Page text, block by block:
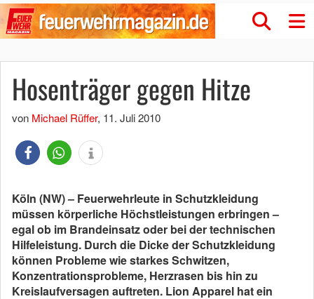
Hosenträger gegen Hitze
von Michael Rüffer, 11. Juli 2010
Köln (NW) – Feuerwehrleute in Schutzkleidung
müssen körperliche Höchstleistungen erbringen –
egal ob im Brandeinsatz oder bei der technischen
Hilfeleistung. Durch die Dicke der Schutzkleidung
können Probleme wie starkes Schwitzen,
Konzentrationsprobleme, Herzrasen bis hin zu
Kreislaufversagen auftreten. Lion Apparel hat ein